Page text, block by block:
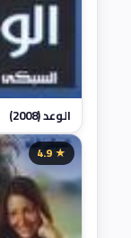
الوعد (2008)
★ 4.9